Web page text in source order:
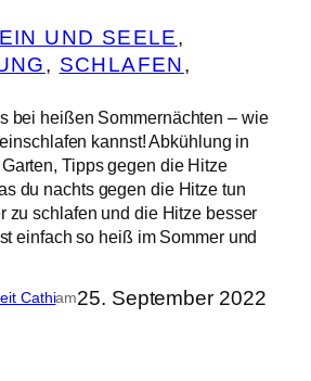
UND SEELE
, SCHLAFEN
bei heißen Sommernächten – wie
kannst! Abkühlung in
Tipps gegen die Hitze
du nachts gegen die Hitze tun
zu schlafen und die Hitze besser
einfach so heiß im Sommer und
Cathiam25. September 2022